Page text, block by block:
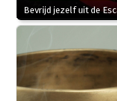
Bevrijd jezelf uit de